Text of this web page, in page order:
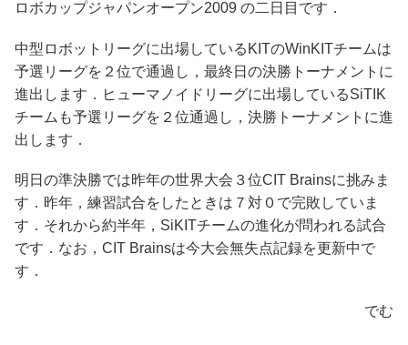
ロボカップジャパンオープン2009 の二日目です．
中型ロボットリーグに出場しているKITのWinKITチームは
予選リーグを２位で通過し，最終日の決勝トーナメントに
進出します．ヒューマノイドリーグに出場しているSiTIK
チームも予選リーグを２位通過し，決勝トーナメントに進
出します．
明日の準決勝では昨年の世界大会３位CIT Brainsに挑みま
す．昨年，練習試合をしたときは７対０で完敗していま
す．それから約半年，SiKITチームの進化が問われる試合
です．なお，CIT Brainsは今大会無失点記録を更新中で
す．
でむ